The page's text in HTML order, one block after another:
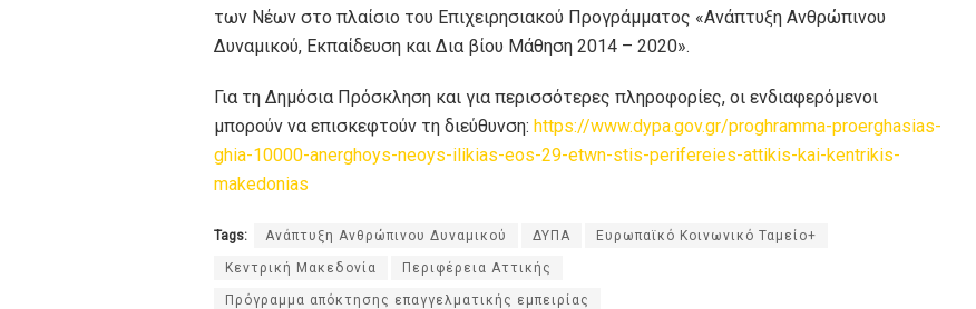
των Νέων στο πλαίσιο του Επιχειρησιακού Προγράμματος «Ανάπτυξη Ανθρώπινου
Δυναμικού, Εκπαίδευση και Δια βίου Μάθηση 2014 – 2020».
Για τη Δημόσια Πρόσκληση και για περισσότερες πληροφορίες, οι ενδιαφερόμενοι
μπορούν να επισκεφτούν τη διεύθυνση: https://www.dypa.gov.gr/proghramma-proerghasias-
ghia-10000-anerghoys-neoys-ilikias-eos-29-etwn-stis-perifereies-attikis-kai-kentrikis-
makedonias
Tags: Ανάπτυξη Ανθρώπινου Δυναμικού ΔΥΠΑ Ευρωπαϊκό Κοινωνικό Ταμείο+
Κεντρική Μακεδονία Περιφέρεια Αττικής
Πρό​γραμμα απόκτησης επαγγελματικής εμπειρίας